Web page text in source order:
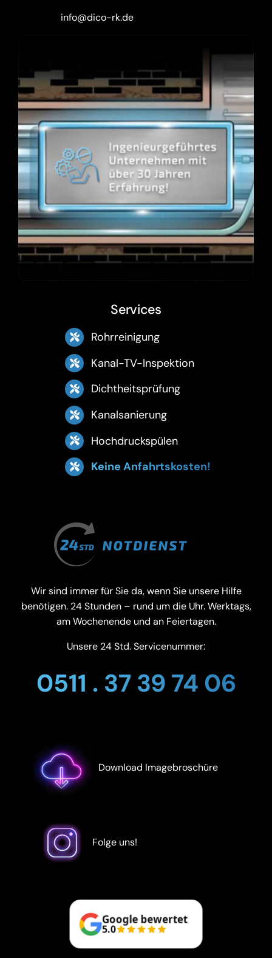
info@dico-rk.de
Services
Rohrreinigung
Kanal-TV-Inspektion
Dichtheitsprüfung
Kanalsanierung
Hochdruckspülen
Keine Anfahrtskosten!
Wir sind immer für Sie da, wenn Sie unsere Hilfe
benötigen. 24 Stunden – rund um die Uhr. Werktags,
am Wochenende und an Feiertagen.
Unsere 24 Std. Servicenummer:
0511 . 37 39 74 06
Download Imagebroschüre
Folge uns!
Google bewertet
5.0